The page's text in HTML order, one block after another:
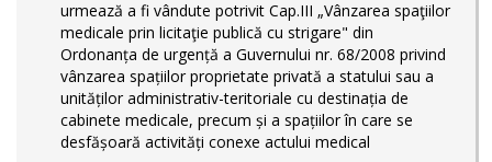
urmează a fi vândute potrivit Cap.III „Vânzarea spaţiilor
medicale prin licitaţie publică cu strigare" din
Ordonanța de urgență a Guvernului nr. 68/2008 privind
vânzarea spațiilor proprietate privată a statului sau a
unităților administrativ-teritoriale cu destinația de
cabinete medicale, precum și a spațiilor în care se
desfășoară activități conexe actului medical